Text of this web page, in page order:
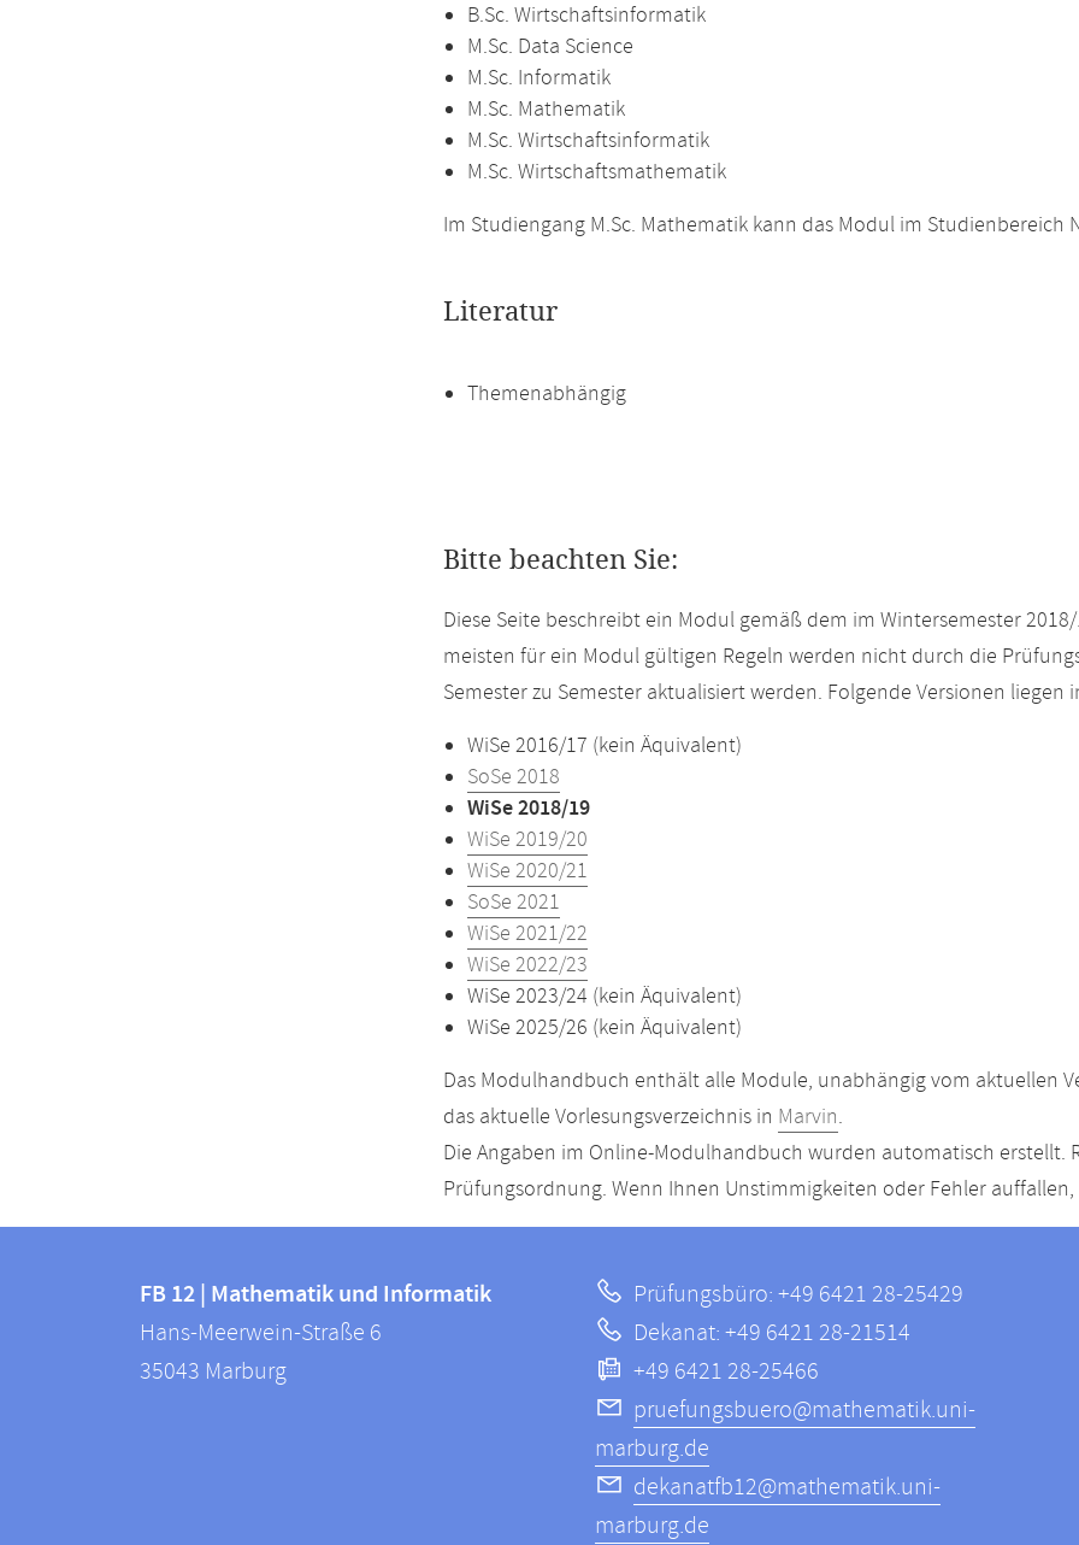
B.Sc. Wirtschaftsinformatik
M.Sc. Data Science
M.Sc. Informatik
M.Sc. Mathematik
M.Sc. Wirtschaftsinformatik
M.Sc. Wirtschaftsmathematik
Im Studiengang M.Sc. Mathematik kann das Modul im
Literatur
Themenabhängig
Bitte beachten Sie:
Diese Seite beschreibt ein Modul gemäß dem im Wintersemester
meisten für ein Modul gültigen Regeln werden nicht durch die
Semester zu Semester aktualisiert werden. Folgende Versionen
WiSe 2016/17 (kein Äquivalent)
SoSe 2018
WiSe 2018/19
WiSe 2019/20
WiSe 2020/21
SoSe 2021
WiSe 2021/22
WiSe 2022/23
WiSe 2023/24 (kein Äquivalent)
WiSe 2025/26 (kein Äquivalent)
Das Modulhandbuch enthält alle Module, unabhängig vom aktuellen
das aktuelle Vorlesungsverzeichnis in Marvin.
Die Angaben im Online-Modulhandbuch wurden automatisch erstellt.
Prüfungsordnung. Wenn Ihnen Unstimmigkeiten oder Fehler
Informationen
FB
12
FB 12 | Mathematik und Informatik
Hans-Meerwein-Straße 6
35043 Marburg
Prüfungsbüro: +49 6421 28-25429
Dekanat: +49 6421 28-21514
+49 6421 28-25466
pruefungsbuero@mathematik.uni-
marburg.de
dekanatfb12@mathematik.uni-
marburg.de